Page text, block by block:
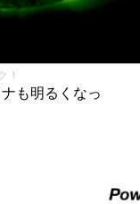
！
も明るくなっ